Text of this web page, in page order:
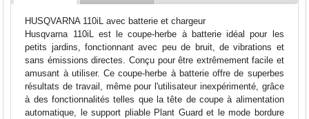
HUSQVARNA 110iL avec batterie et chargeur
Husqvarna 110iL est le coupe-herbe à batterie idéal pour les
petits jardins, fonctionnant avec peu de bruit, de vibrations et
sans émissions directes. Conçu pour être extrêmement facile et
amusant à utiliser. Ce coupe-herbe à batterie offre de superbes
résultats de travail, même pour l'utilisateur inexpérimenté, grâce
à des fonctionnalités telles que la tête de coupe à alimentation
automatique, le support pliable Plant Guard et le mode bordure